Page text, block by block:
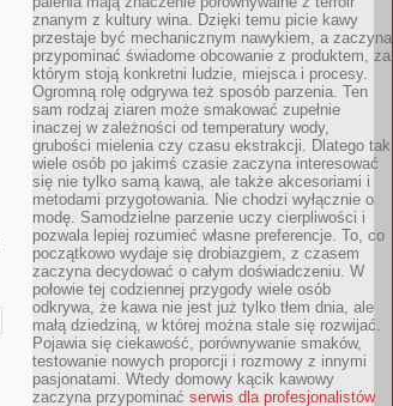
znanym z kultury wina. Dzięki temu picie kawy
przestaje być mechanicznym nawykiem, a zaczyna
przypominać świadome obcowanie z produktem, za
którym stoją konkretni ludzie, miejsca i procesy.
Ogromną rolę odgrywa też sposób parzenia. Ten
sam rodzaj ziaren może smakować zupełnie
inaczej w zależności od temperatury wody,
grubości mielenia czy czasu ekstrakcji. Dlatego tak
wiele osób po jakimś czasie zaczyna interesować
się nie tylko samą kawą, ale także akcesoriami i
metodami przygotowania. Nie chodzi wyłącznie o
modę. Samodzielne parzenie uczy cierpliwości i
pozwala lepiej rozumieć własne preferencje. To, co
początkowo wydaje się drobiazgiem, z czasem
zaczyna decydować o całym doświadczeniu. W
połowie tej codziennej przygody wiele osób
odkrywa, że kawa nie jest już tylko tłem dnia, ale
małą dziedziną, w której można stale się rozwijać.
Pojawia się ciekawość, porównywanie smaków,
testowanie nowych proporcji i rozmowy z innymi
pasjonatami. Wtedy domowy kącik kawowy
zaczyna przypominać serwis dla profesjonalistów